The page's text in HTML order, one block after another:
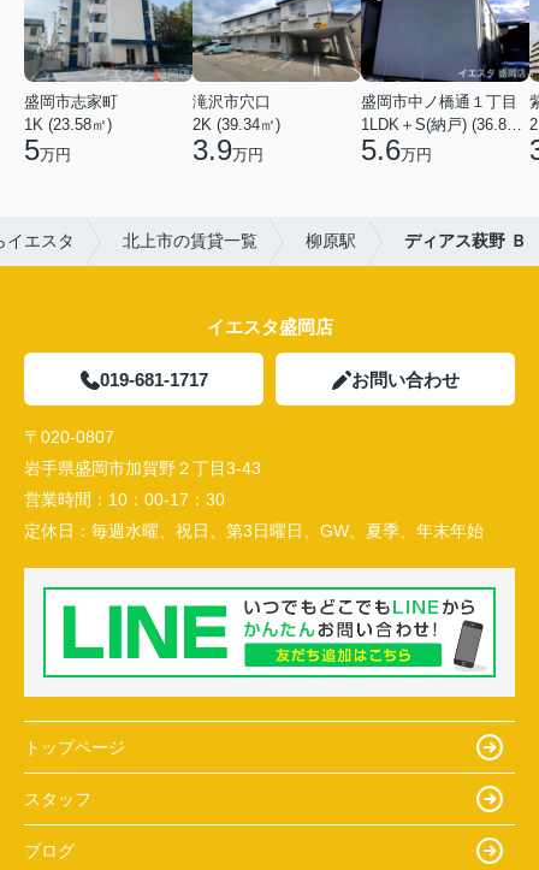
盛岡市志家町
1K (23.58㎡)
5万円
滝沢市穴口
2K (39.34㎡)
3.9万円
盛岡市中ノ橋通１丁目
1LDK＋S(納戸) (36.80㎡)
5.6万円
イエスタ 北上市の賃貸一覧 柳原駅 ディアス萩野 Ｂ
イエスタ盛岡店
019-681-1717 お問い合わせ
〒020-0807
岩手県盛岡市加賀野２丁目3-43
営業時間： 10：00-17：30
定休日： 毎週水曜、祝日、第3日曜日、GW、夏季、年末年始
トップページ
スタッフ
ブログ